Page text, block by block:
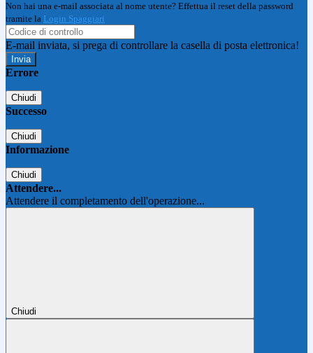
Non hai una e-mail associata al nome utente? Effettua il reset della password
tramite la Login Spaggiari
E-mail inviata, si prega di controllare la casella di posta elettronica!
Errore
Chiudi
Successo
Chiudi
Informazione
Chiudi
Attendere...
Attendere il completamento dell'operazione...
Chiudi